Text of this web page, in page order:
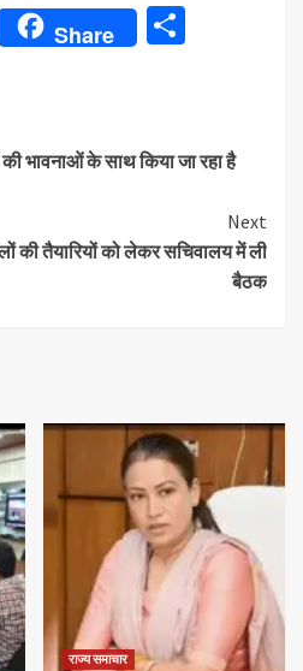
Share
की भावनाओं के साथ किया जा रहा है
Next
की तैयारियों को लेकर सचिवालय में ली
बैठक
राज्य समाचार